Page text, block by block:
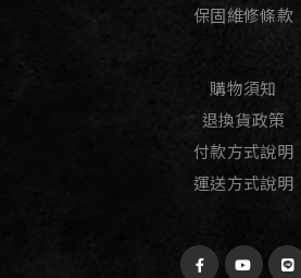
保固維修條款
購物須知
退換貨政策
付款方式說明
運送方式說明